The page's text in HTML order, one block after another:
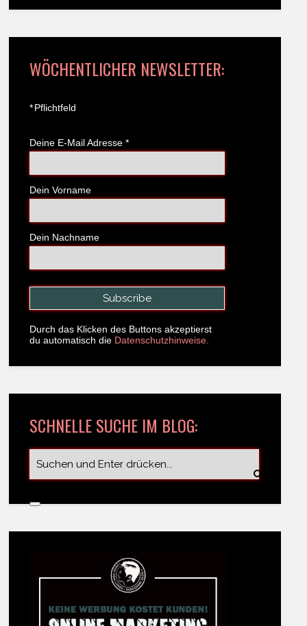
WÖCHENTLICHER NEWSLETTER:
*Pflichtfeld
Deine E-Mail Adresse *
Dein Vorname
Dein Nachname
Durch das Klicken des Buttons akzeptierst
du automatisch die Datenschutzhinweise.
SCHNELLE SUCHE IM BLOG: